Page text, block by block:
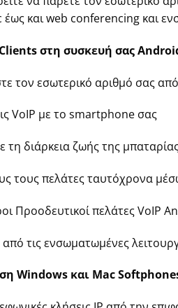
έως και web conferencing και
στη συσκευή σας
τον εσωτερικό αριθμό σας
VoIP με το smartphone σας
τη διάρκεια ζωής της
τους πελάτες ταυτόχρονα
Προοδευτικοί πελάτες VoIP
από τις ενσωματωμένες
Windows και Mac